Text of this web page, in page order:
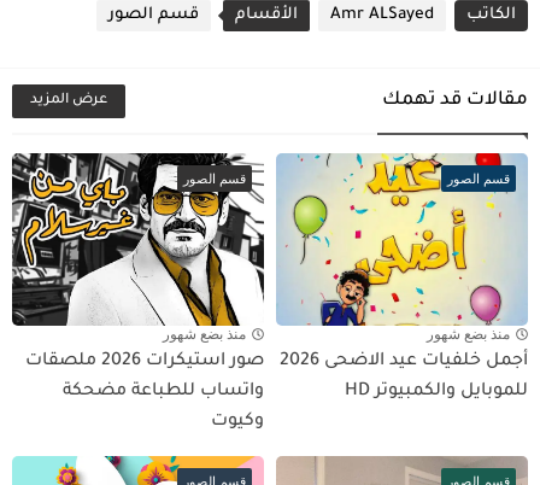
الكاتب Amr ALSayed الأقسام قسم الصور
مقالات قد تهمك عرض المزيد
قسم الصور
منذ بضع شهور
أجمل خلفيات عيد الاضحى 2026
للموبايل والكمبيوتر HD
قسم الصور
منذ بضع شهور
صور استيكرات 2026 ملصقات
واتساب للطباعة مضحكة
وكيوت
قسم الصور قسم الصور